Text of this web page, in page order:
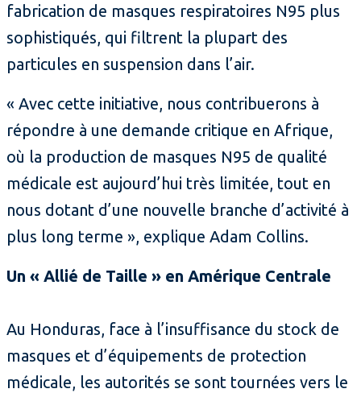
fabrication de masques respiratoires N95 plus
sophistiqués, qui filtrent la plupart des
particules en suspension dans l’air.
« Avec cette initiative, nous contribuerons à
répondre à une demande critique en Afrique,
où la production de masques N95 de qualité
médicale est aujourd’hui très limitée, tout en
nous dotant d’une nouvelle branche d’activité à
plus long terme », explique Adam Collins.
Un « Allié de Taille » en Amérique Centrale
Au Honduras, face à l’insuffisance du stock de
masques et d’équipements de protection
médicale, les autorités se sont tournées vers le